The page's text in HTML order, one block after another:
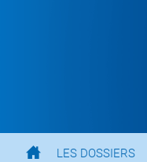
LES DOSSIERS